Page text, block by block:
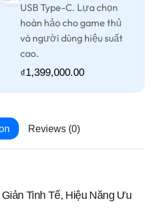
USB Type-C. Lựa chọn
hoàn hảo cho game thủ
và người dùng hiệu suất
cao.
₫1,399,000.00
Reviews (0)
Tinh Tế, Hiệu Năng Ưu